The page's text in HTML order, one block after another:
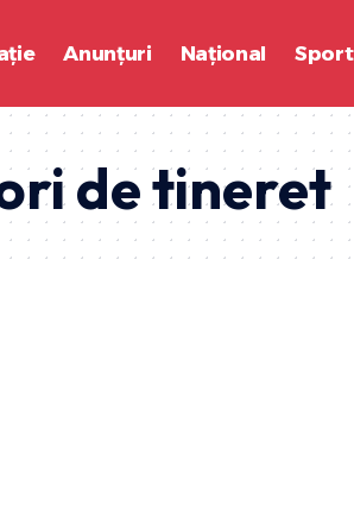
Anunțuri Național Sport
de tineret